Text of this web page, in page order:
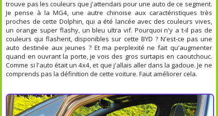
trouve pas les couleurs que j'attendais pour une auto de ce segment.
Je pense à la MG4, une autre chinoise aux caractéristiques très
proches de cette Dolphin, qui a été lancée avec des couleurs vives,
un orange super flashy, un bleu ultra vif. Pourquoi n'y a t-il pas de
couleurs qui flashent, disponibles sur cette BYD ? N'est-ce pas une
auto destinée aux jeunes ? Et ma perplexité ne fait qu'augmenter
quand en ouvrant la porte, je vois des gros surtapis en caoutchouc.
Comme si l'auto était un 4x4, et que j'allais aller dans la gadoue. Je ne
comprends pas la définition de cette voiture. Faut améliorer cela.